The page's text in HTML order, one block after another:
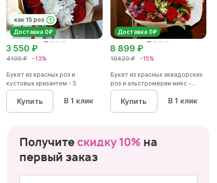
как 15 роз
Доставка 0₽
4100 ₽ -13%
3 550 ₽
Букет из красных роз и
кустовых хризантем - S
Купить В 1 клик
Доставка 0₽
10420 ₽ -15%
8 899 ₽
Букет из красных эквадорских
роз и альстромерии микс -...
Купить В 1 клик
Получите скидку 10% на
первый заказ